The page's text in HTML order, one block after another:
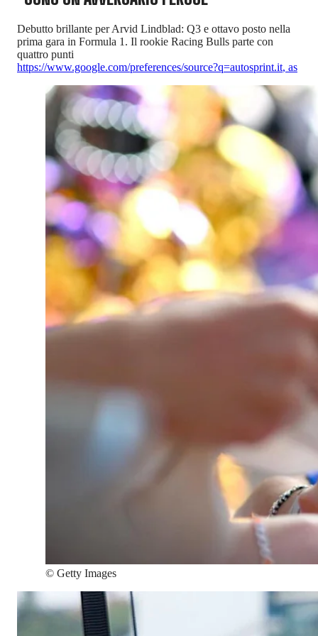
Debutto brillante per Arvid Lindblad: Q3 e ottavo posto nella
prima gara in Formula 1. Il rookie Racing Bulls parte con
quattro punti
https://www.google.com/preferences/source?q=autosprint.it, as
© Getty Images